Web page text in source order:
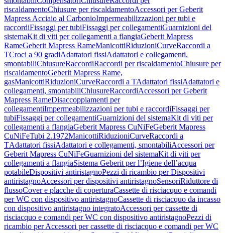
riscaldamentoChiusure per riscaldamentoAccessori per Geberit
Mapress Acciaio al CarbonioImpermeabilizzazioni per tubi e
raccordiFissaggi per tubiFissaggi per collegamentiGuarnizioni del
sistemaKit di viti per collegamenti a flangiaGeberit Mapress
RameGeberit Mapress RameManicottiRiduzioniCurveRaccordi a
TCroci a 90 gradiAdattatori fissiAdattatori e collegamenti,
smontabiliChiusureRaccordiRaccordi per riscaldamentoChiusure per
riscaldamentoGeberit Mapress Rame,
gasManicottiRiduzioniCurveRaccordi a TAdattatori fissiAdattatori e
collegamenti, smontabiliChiusureRaccordiAccessori per Geberit
Mapress RameDisaccoppiamenti per
collegamentiImpermeabilizzazioni per tubi e raccordiFissaggi per
tubiFissaggi per collegamentiGuarnizioni del sistemaKit di viti per
collegamenti a flangiaGeberit Mapress CuNiFeGeberit Mapress
CuNiFeTubi 2.1972ManicottiRiduzioniCurveRaccordi a
TAdattatori fissiAdattatori e collegamenti, smontabiliAccessori per
Geberit Mapress CuNiFeGuarnizioni del sistemaKit di viti per
collegamenti a flangiaSistema Geberit per l’Igiene dell’acqua
potabileDispositivi antiristagnoPezzi di ricambio per Dispositivi
antiristagnoAccessori per dispositivi antiristagnoSensoriRiduttore di
flussoCover e placche di coperturaCassette di risciacquo e comandi
per WC con dispositivo antiristagnoCassette di risciacquo da incasso
con dispositivo antiristagno integratoAccessori per cassette di
risciacquo e comandi per WC con dispositivo antiristagnoPezzi di
ricambio per Accessori per cassette di risciacquo e comandi per WC